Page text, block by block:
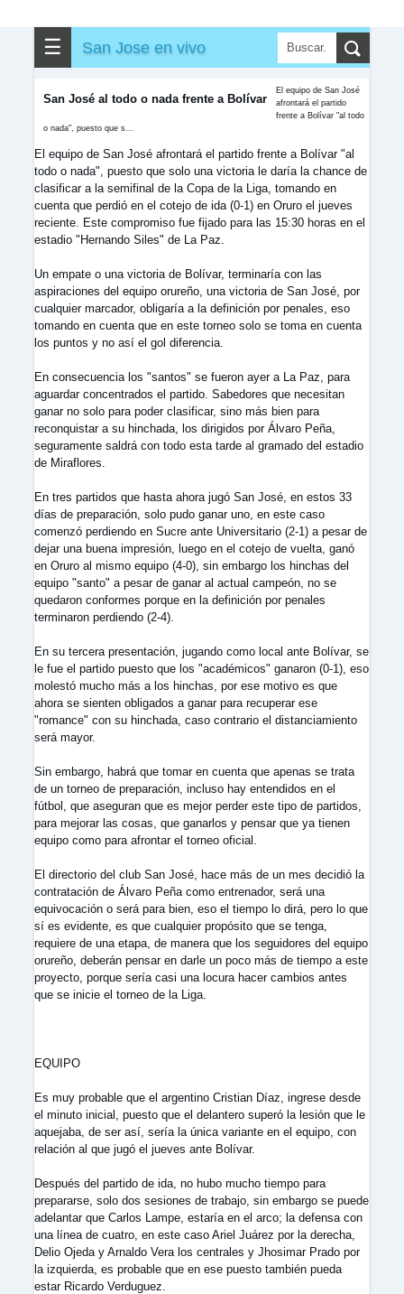
☰ San Jose en vivo
San José al todo o nada frente a Bolívar
El equipo de San José
afrontará el partido
frente a Bolívar "al todo
o nada", puesto que s...
El equipo de San José afrontará el partido frente a Bolívar "al
todo o nada", puesto que solo una victoria le daría la chance de
clasificar a la semifinal de la Copa de la Liga, tomando en
cuenta que perdió en el cotejo de ida (0-1) en Oruro el jueves
reciente. Este compromiso fue fijado para las 15:30 horas en el
estadio "Hernando Siles" de La Paz.
Un empate o una victoria de Bolívar, terminaría con las
aspiraciones del equipo orureño, una victoria de San José, por
cualquier marcador, obligaría a la definición por penales, eso
tomando en cuenta que en este torneo solo se toma en cuenta
los puntos y no así el gol diferencia.
En consecuencia los "santos" se fueron ayer a La Paz, para
aguardar concentrados el partido. Sabedores que necesitan
ganar no solo para poder clasificar, sino más bien para
reconquistar a su hinchada, los dirigidos por Álvaro Peña,
seguramente saldrá con todo esta tarde al gramado del estadio
de Miraflores.
En tres partidos que hasta ahora jugó San José, en estos 33
días de preparación, solo pudo ganar uno, en este caso
comenzó perdiendo en Sucre ante Universitario (2-1) a pesar de
dejar una buena impresión, luego en el cotejo de vuelta, ganó
en Oruro al mismo equipo (4-0), sin embargo los hinchas del
equipo "santo" a pesar de ganar al actual campeón, no se
quedaron conformes porque en la definición por penales
terminaron perdiendo (2-4).
En su tercera presentación, jugando como local ante Bolívar, se
le fue el partido puesto que los "académicos" ganaron (0-1), eso
molestó mucho más a los hinchas, por ese motivo es que
ahora se sienten obligados a ganar para recuperar ese
"romance" con su hinchada, caso contrario el distanciamiento
será mayor.
Sin embargo, habrá que tomar en cuenta que apenas se trata
de un torneo de preparación, incluso hay entendidos en el
fútbol, que aseguran que es mejor perder este tipo de partidos,
para mejorar las cosas, que ganarlos y pensar que ya tienen
equipo como para afrontar el torneo oficial.
El directorio del club San José, hace más de un mes decidió la
contratación de Álvaro Peña como entrenador, será una
equivocación o será para bien, eso el tiempo lo dirá, pero lo que
sí es evidente, es que cualquier propósito que se tenga,
requiere de una etapa, de manera que los seguidores del equipo
orureño, deberán pensar en darle un poco más de tiempo a este
proyecto, porque sería casi una locura hacer cambios antes
que se inicie el torneo de la Liga.
EQUIPO
Es muy probable que el argentino Cristian Díaz, ingrese desde
el minuto inicial, puesto que el delantero superó la lesión que le
aquejaba, de ser así, sería la única variante en el equipo, con
relación al que jugó el jueves ante Bolívar.
Después del partido de ida, no hubo mucho tiempo para
prepararse, solo dos sesiones de trabajo, sin embargo se puede
adelantar que Carlos Lampe, estaría en el arco; la defensa con
una línea de cuatro, en este caso Ariel Juárez por la derecha,
Delio Ojeda y Arnaldo Vera los centrales y Jhosimar Prado por
la izquierda, es probable que en ese puesto también pueda
estar Ricardo Verduguez.